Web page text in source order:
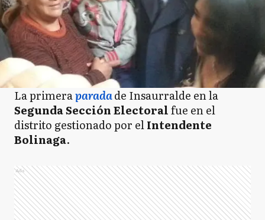
La primeraparadade Insaurralde en la
Segunda Sección Electoralfue en el
distrito gestionado por elIntendente
Bolinaga.
Ads